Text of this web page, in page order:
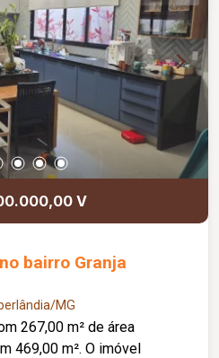
V
bairro Granja
MG
267,00 m² de área